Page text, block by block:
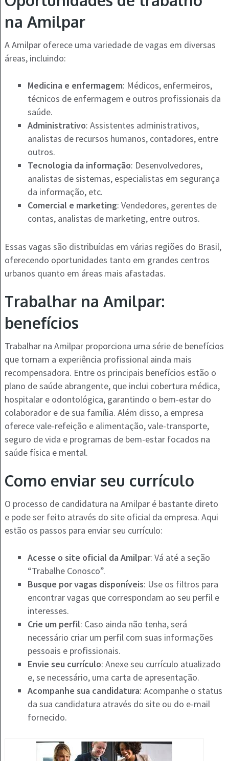
na Amilpar
A Amilpar oferece uma variedade de vagas em diversas
áreas, incluindo:
Medicina e enfermagem: Médicos, enfermeiros,
técnicos de enfermagem e outros profissionais da
saúde.
Administrativo: Assistentes administrativos,
analistas de recursos humanos, contadores, entre
outros.
Tecnologia da informação: Desenvolvedores,
analistas de sistemas, especialistas em segurança
da informação, etc.
Comercial e marketing: Vendedores, gerentes de
contas, analistas de marketing, entre outros.
Essas vagas são distribuídas em várias regiões do Brasil,
oferecendo oportunidades tanto em grandes centros
urbanos quanto em áreas mais afastadas.
Trabalhar na Amilpar:
benefícios
Trabalhar na Amilpar proporciona uma série de benefícios
que tornam a experiência profissional ainda mais
recompensadora. Entre os principais benefícios estão o
plano de saúde abrangente, que inclui cobertura médica,
hospitalar e odontológica, garantindo o bem-estar do
colaborador e de sua família. Além disso, a empresa
oferece vale-refeição e alimentação, vale-transporte,
seguro de vida e programas de bem-estar focados na
saúde física e mental.
Como enviar seu currículo
O processo de candidatura na Amilpar é bastante direto
e pode ser feito através do site oficial da empresa. Aqui
estão os passos para enviar seu currículo:
Acesse o site oficial da Amilpar: Vá até a seção
“Trabalhe Conosco”.
Busque por vagas disponíveis: Use os filtros para
encontrar vagas que correspondam ao seu perfil e
interesses.
Crie um perfil: Caso ainda não tenha, será
necessário criar um perfil com suas informações
pessoais e profissionais.
Envie seu currículo: Anexe seu currículo atualizado
e, se necessário, uma carta de apresentação.
Acompanhe sua candidatura: Acompanhe o status
da sua candidatura através do site ou do e-mail
fornecido.